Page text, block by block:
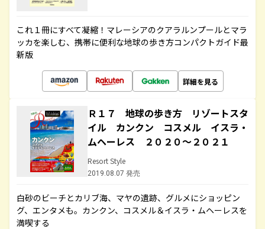
これ１冊にすべて凝縮！マレーシアのクアラルンプールとマラ
ッカを楽しむ、携帯に便利な地球の歩き方コンパクトガイド最
新版
詳細を見る
Ｒ１７ 地球の歩き方 リゾートスタ
イル カンクン コスメル イスラ・
ムヘーレス ２０２０～２０２１
Resort Style
2019.08.07 発売
白砂のビーチとカリブ海、マヤの遺跡、グルメにショッピン
グ、エンタメも。カンクン、コスメル＆イスラ・ムヘーレスを
満喫する